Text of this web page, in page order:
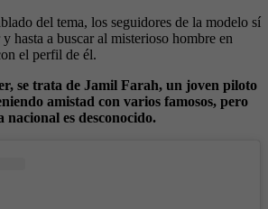
del tema, los seguidores de la modelo sí
hasta a buscar al misterioso hombre en
el perfil de él.
se trata de Jamil Farah, un joven piloto
amistad con varios famosos, pero
es desconocido.